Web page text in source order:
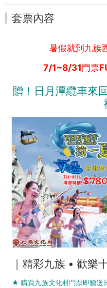
觀
光
來
禮
南
投
好
好
玩
套票內容
暑假就到九族
7/1~8/31門票
贈！日月潭纜車來
｜精彩九族 • 歡樂
★ 購買九族文化村門票即贈送